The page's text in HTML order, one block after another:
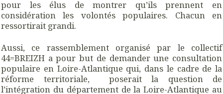
pour les élus de montrer qu’ils prennent en
considération les volontés populaires. Chacun en
ressortirait grandi.
Aussi, ce rassemblement organisé par le collectif
44=BREIZH a pour but de demander une consultation
populaire en Loire-Atlantique qui, dans le cadre de la
réforme territoriale, poserait la question de
l’intégration du département de la Loire-Atlantique au